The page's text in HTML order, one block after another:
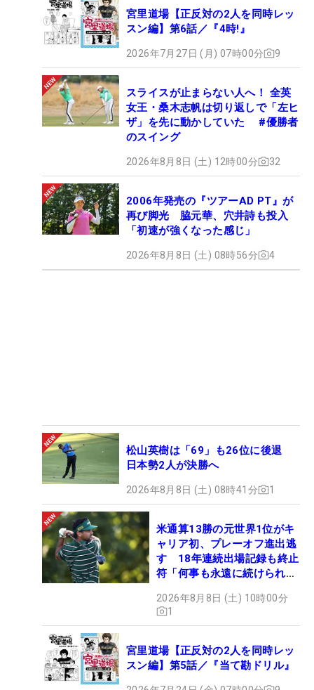
宮里道場【正反対の2人を同時レッ
スン編】第6話／『4時!』
2026年7月27日 (月) 07時00分 9
スライスが止まらない人へ！ 全英
女王・桑木志帆は切り返しで「左ヒ
ザ」を先に動かしていた #優勝者
のスイング
2026年8月8日 (土) 12時00分 32
2006年発売の『ツアーAD PT』が
再び脚光 脇元華、穴井詩も投入
「初速が強くなった感じ」
2026年8月8日 (土) 08時56分 4
松山英樹は「69」も26位に後退
日本勢2人が決勝へ
2026年8月8日 (土) 08時41分 1
米通算13勝の元世界1位がキ
ャリア初、プレーオフ進出逃
す 18年連続出場記録も終止
符「何事も永遠に続けられな
2026年8月8日 (土) 10時00分
1
宮里道場【正反対の2人を同時レッ
スン編】第5話／『当て勘ドリル』